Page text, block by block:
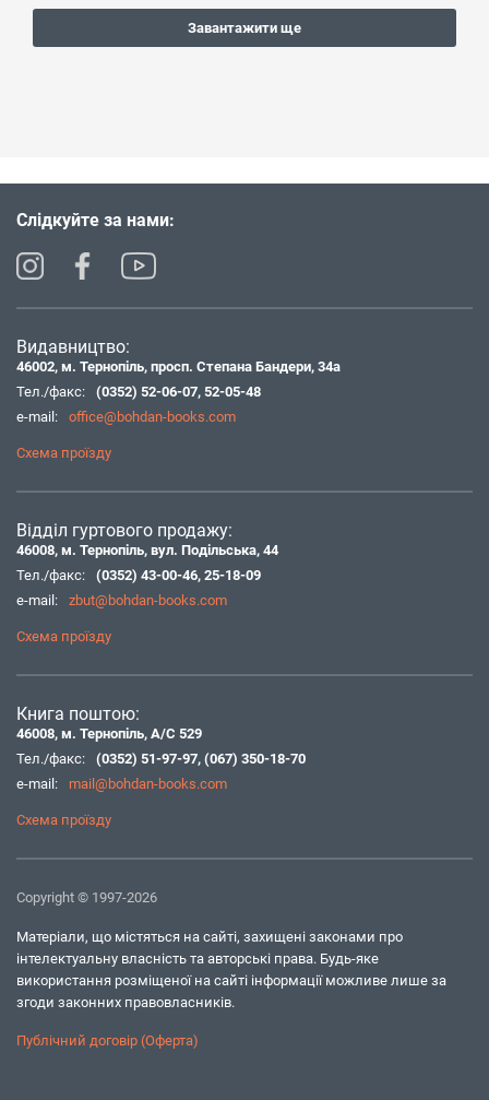
Завантажити ще
Слідкуйте за нами:
Видавництво:
46002, м. Тернопіль, просп. Степана Бандери, 34а
Тел./факс:
(0352) 52-06-07, 52-05-48
e-mail:
office@bohdan-books.com
Схема проїзду
Відділ гуртового продажу:
46008, м. Тернопіль, вул. Подільська, 44
Тел./факс:
(0352) 43-00-46, 25-18-09
e-mail:
zbut@bohdan-books.com
Схема проїзду
Книга поштою:
46008, м. Тернопіль, А/С 529
Тел./факс:
(0352) 51-97-97, (067) 350-18-70
e-mail:
mail@bohdan-books.com
Схема проїзду
Copyright © 1997-2026
Матеріали, що містяться на сайті, захищені законами про
інтелектуальну власність та авторські права. Будь-яке
використання розміщеної на сайті інформації можливе лише за
згоди законних правовласників.
Публічний договір (Оферта)